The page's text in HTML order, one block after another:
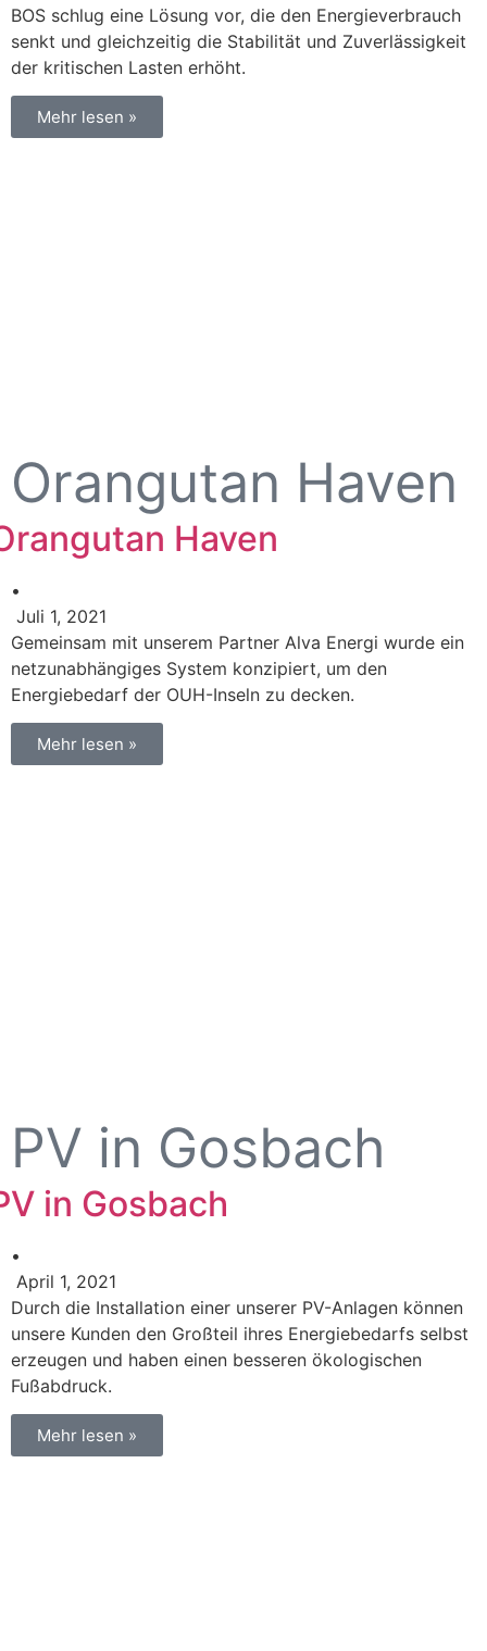
BOS schlug eine Lösung vor, die den Energieverbrauch
senkt und gleichzeitig die Stabilität und Zuverlässigkeit
der kritischen Lasten erhöht.
Mehr lesen »
Orangutan Haven
Haven
•
Juli 1, 2021
Gemeinsam mit unserem Partner Alva Energi wurde ein
netzunabhängiges System konzipiert, um den
Energiebedarf der OUH-Inseln zu decken.
Mehr lesen »
PV in Gosbach
in Gosbach
•
April 1, 2021
Durch die Installation einer unserer PV-Anlagen können
unsere Kunden den Großteil ihres Energiebedarfs selbst
erzeugen und haben einen besseren ökologischen
Fußabdruck.
Mehr lesen »